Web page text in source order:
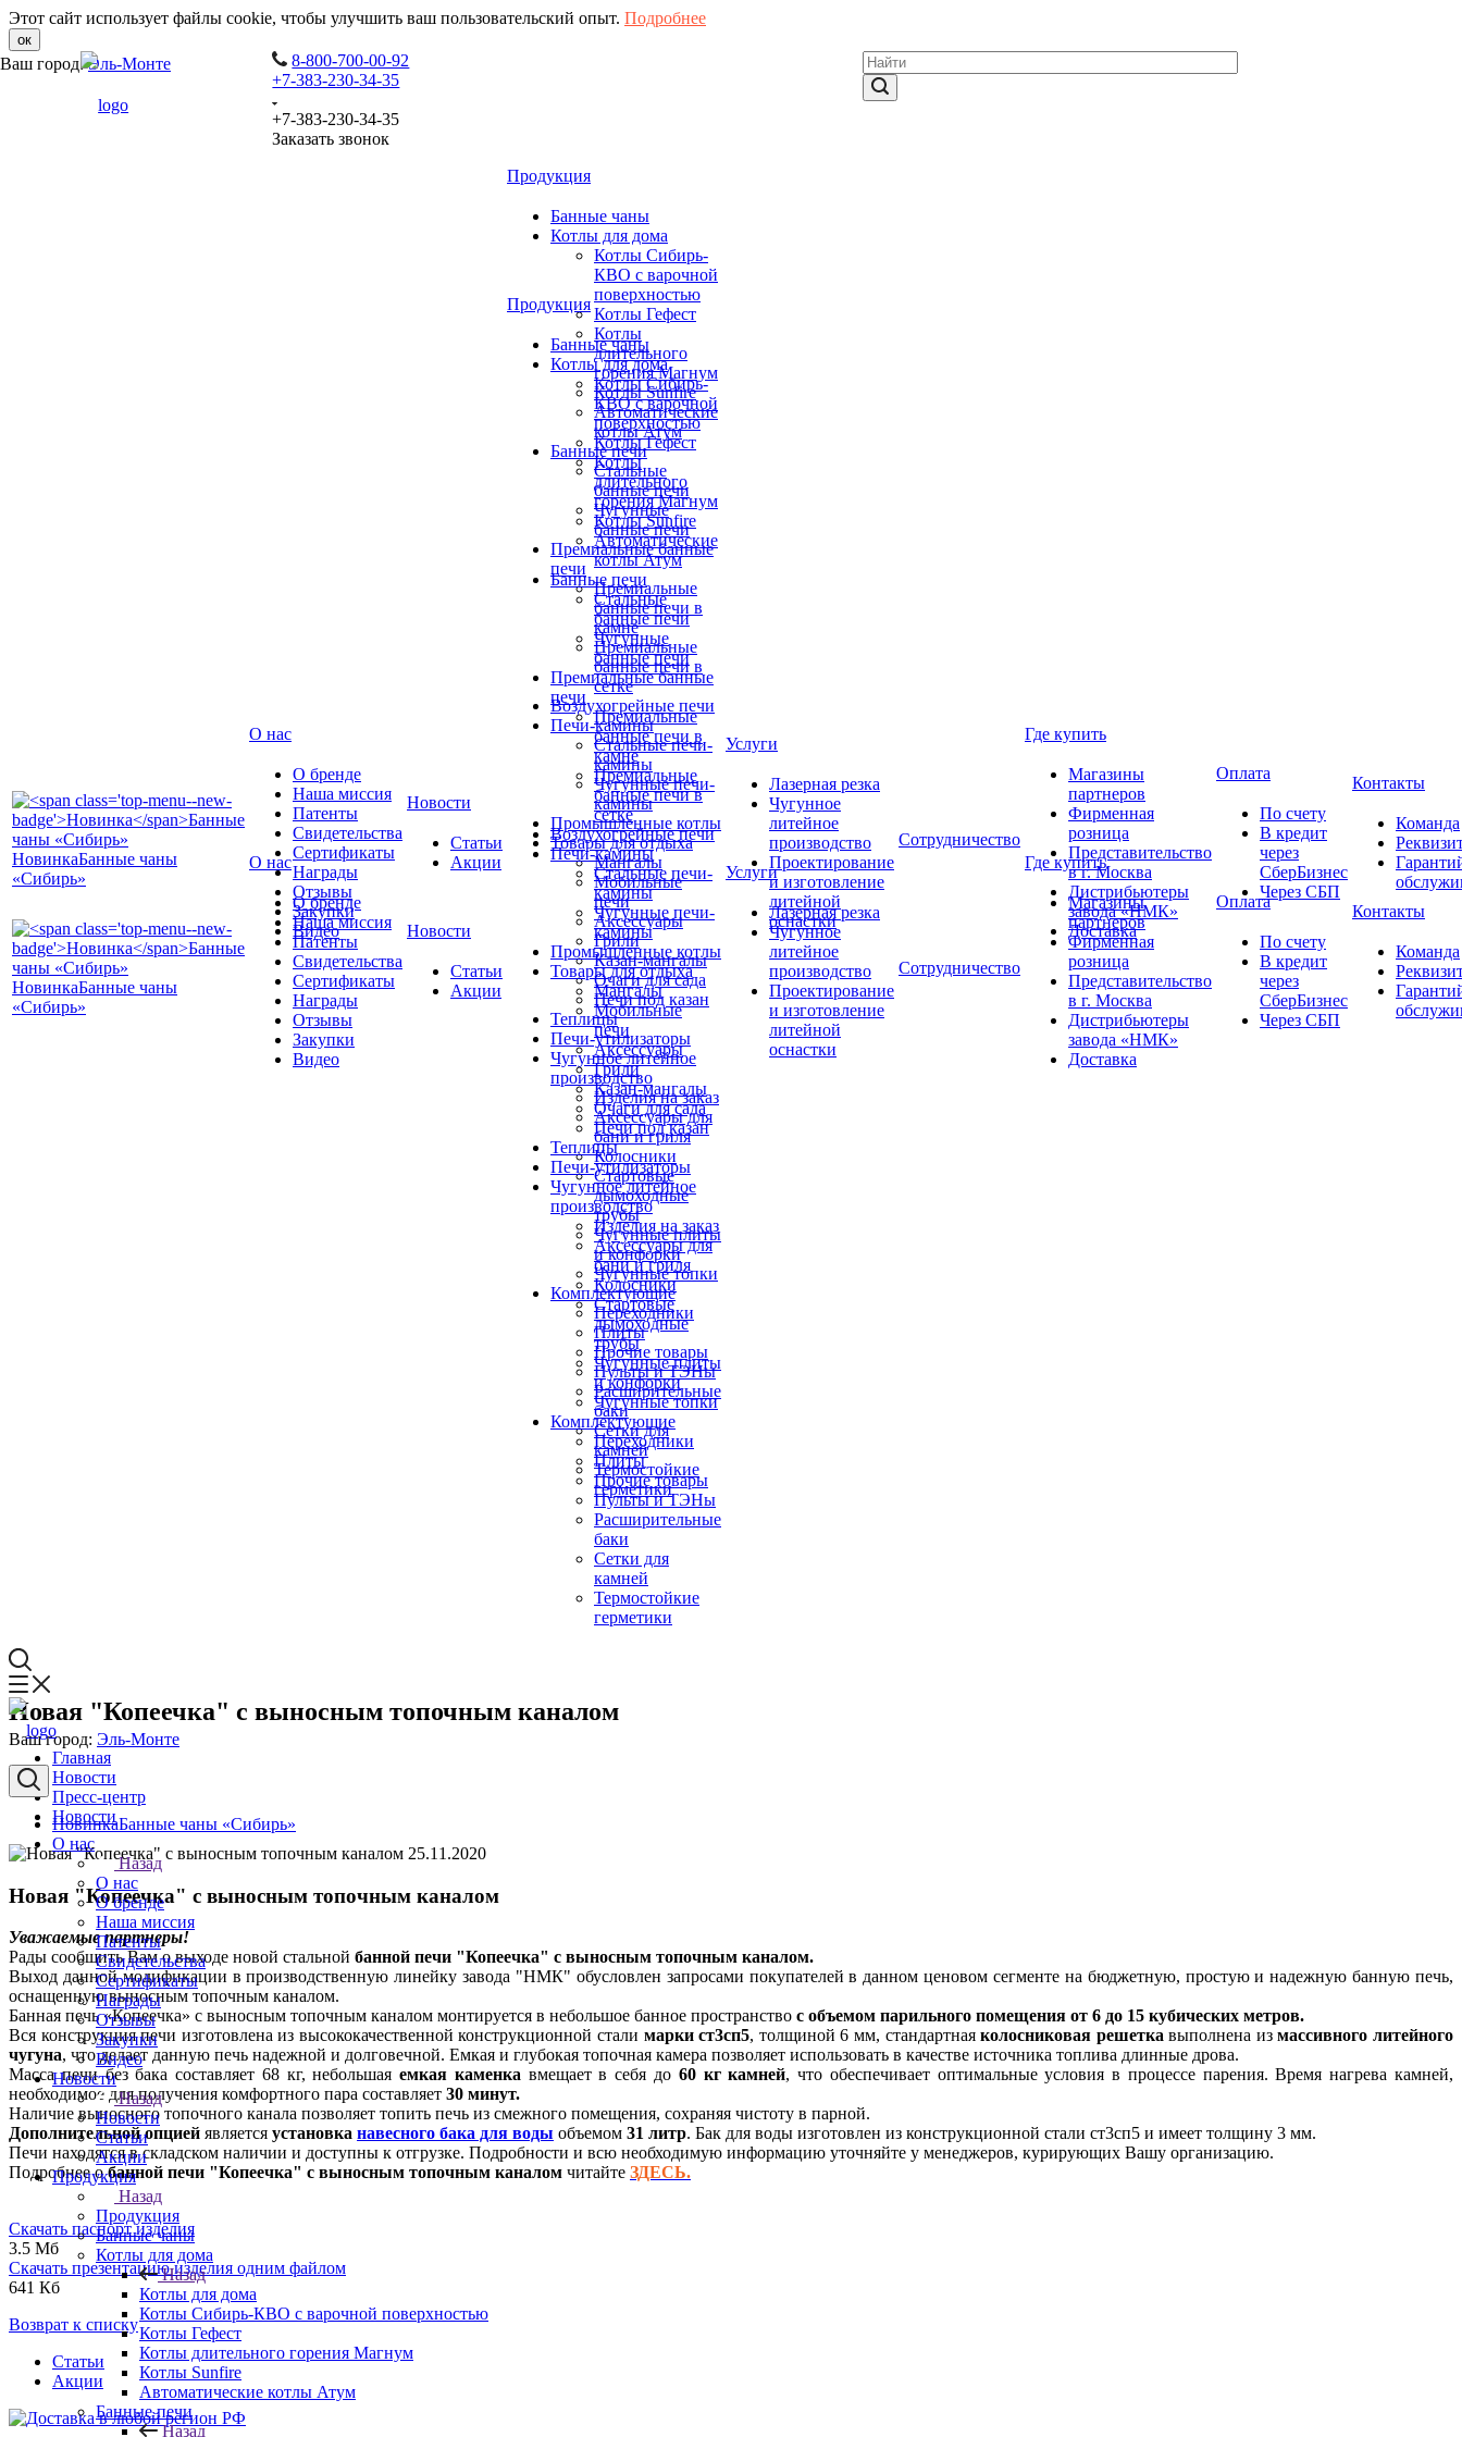
Этот сайт использует файлы cookie, чтобы улучшить ваш пользовательский опыт. Подробнее
ок
8-800-700-00-92
+7-383-230-34-35
+7-383-230-34-35
Заказать звонок
Ваш город:Эль-Монте
НовинкаБанные чаны
«Сибирь»
О нас
О бренде
Наша миссия
Патенты
Свидетельства
Сертификаты
Награды
Отзывы
Закупки
Видео
Новости
Статьи
Акции
Продукция
Банные чаны
Котлы для дома
Котлы Сибирь-
КВО с варочной
поверхностью
Котлы Гефест
Котлы
длительного
горения Магнум
Котлы Sunfire
Автоматические
котлы Атум
Банные печи
Стальные
банные печи
Чугунные
банные печи
Премиальные банные
печи
Премиальные
банные печи в
камне
Премиальные
банные печи в
сетке
Воздухогрейные печи
Печи-камины
Стальные печи-
камины
Чугунные печи-
камины
Промышленные котлы
Товары для отдыха
Мангалы
Мобильные
печи
Аксессуары
Грили
Казан-мангалы
Очаги для сада
Печи под казан
Теплицы
Печи-утилизаторы
Чугунное литейное
производство
Изделия на заказ
Аксессуары для
бани и гриля
Колосники
Стартовые
дымоходные
трубы
Чугунные плиты
и конфорки
Чугунные топки
Комплектующие
Переходники
Плиты
Прочие товары
Пульты и ТЭНы
Расширительные
баки
Сетки для
камней
Термостойкие
герметики
Услуги
Лазерная резка
Чугунное
литейное
производство
Проектирование
и изготовление
литейной
оснастки
Сотрудничество
Где купить
Магазины
партнеров
Фирменная
розница
Представительство
в г. Москва
Дистрибьютеры
завода «НМК»
Доставка
Оплата
По счету
В кредит
через
СберБизнес
Через СБП
Контакты
Команда
НовинкаБанные чаны
«Сибирь»
О нас
О бренде
Наша миссия
Патенты
Свидетельства
Сертификаты
Награды
Отзывы
Закупки
Видео
Новости
Статьи
Акции
Продукция
Банные чаны
Котлы для дома
Котлы Сибирь-
КВО с варочной
поверхностью
Котлы Гефест
Котлы
длительного
горения Магнум
Котлы Sunfire
Автоматические
котлы Атум
Банные печи
Стальные
банные печи
Чугунные
банные печи
Премиальные банные
печи
Премиальные
банные печи в
камне
Премиальные
банные печи в
сетке
Воздухогрейные печи
Печи-камины
Стальные печи-
камины
Чугунные печи-
камины
Промышленные котлы
Товары для отдыха
Мангалы
Мобильные
печи
Аксессуары
Грили
Казан-мангалы
Очаги для сада
Печи под казан
Теплицы
Печи-утилизаторы
Чугунное литейное
производство
Изделия на заказ
Аксессуары для
бани и гриля
Колосники
Стартовые
дымоходные
трубы
Чугунные плиты
и конфорки
Чугунные топки
Комплектующие
Переходники
Плиты
Прочие товары
Пульты и ТЭНы
Расширительные
баки
Сетки для
камней
Термостойкие
герметики
Услуги
Лазерная резка
Чугунное
литейное
производство
Проектирование
и изготовление
литейной
оснастки
Сотрудничество
Где купить
Магазины
партнеров
Фирменная
розница
Представительство
в г. Москва
Дистрибьютеры
завода «НМК»
Доставка
Оплата
По счету
В кредит
через
СберБизнес
Через СБП
Контакты
Команда
НовинкаБанные чаны «Сибирь»
О нас
Назад
О нас
О бренде
Наша миссия
Патенты
Свидетельства
Сертификаты
Награды
Отзывы
Закупки
Видео
Новости
Назад
Новости
Статьи
Акции
Продукция
Назад
Продукция
Банные чаны
Котлы для дома
Назад
Котлы для дома
Котлы Сибирь-КВО с варочной поверхностью
Котлы Гефест
Котлы длительного горения Магнум
Котлы Sunfire
Автоматические котлы Атум
Банные печи
Назад
Ваш город: Эль-Монте
Новая "Копеечка" с выносным топочным каналом
Главная
Новости
Пресс-центр
Новости
25.11.2020
Новая "Копеечка" с выносным топочным каналом
Уважаемые партнеры!
Рады сообщить Вам о выходе новой стальной банной печи "Копеечка" с выносным топочным каналом.
Выход данной модификации в производственную линейку завода "НМК" обусловлен запросами покупателей в данном ценовом сегменте на бюджетную, простую и надежную банную печь,
оснащенную выносным топочным каналом.
Банная печь «Копеечка» с выносным топочным каналом монтируется в небольшое банное пространство с объемом парильного помещения от 6 до 15 кубических метров.
Вся конструкция печи изготовлена из высококачественной конструкционной стали марки ст3сп5, толщиной 6 мм, стандартнаяколосниковая решетка выполнена измассивного литейного
чугуна, что делает данную печь надежной и долговечной. Емкая и глубокая топочная камера позволяет использовать в качестве источника топлива длинные дрова.
Масса печи без бака составляет 68 кг, небольшаяемкая каменка вмещает в себя до 60 кг камней, что обеспечивает оптимальные условия в процессе парения. Время нагрева камней,
необходимое для получения комфортного пара составляет 30 минут.
Наличие выносного топочного канала позволяет топить печь из смежного помещения, сохраняя чистоту в парной.
Дополнительной опцией является установка навесного бака для воды объемом 31 литр. Бак для воды изготовлен из конструкционной стали ст3сп5 и имеет толщину 3 мм.
Печи находятся в складском наличии и доступны к отгрузке. Подробности и всю необходимую информацию уточняйте у менеджеров, курирующих Вашу организацию.
Подробнее обанной печи "Копеечка" с выносным топочным каналом читайте ЗДЕСЬ.
Скачать паспорт изделия
3.5 Мб
Скачать презентацию изделия одним файлом
641 Кб
Возврат к списку
Статьи
Акции